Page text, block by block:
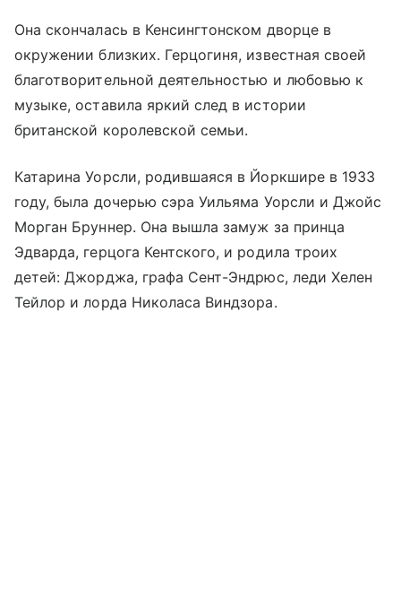
Она скончалась в Кенсингтонском дворце в
окружении близких. Герцогиня, известная своей
благотворительной деятельностью и любовью к
музыке, оставила яркий след в истории
британской королевской семьи.
Катарина Уорсли, родившаяся в Йоркшире в 1933
году, была дочерью сэра Уильяма Уорсли и Джойс
Морган Бруннер. Она вышла замуж за принца
Эдварда, герцога Кентского, и родила троих
детей: Джорджа, графа Сент-Эндрюс, леди Хелен
Тейлор и лорда Николаса Виндзора.